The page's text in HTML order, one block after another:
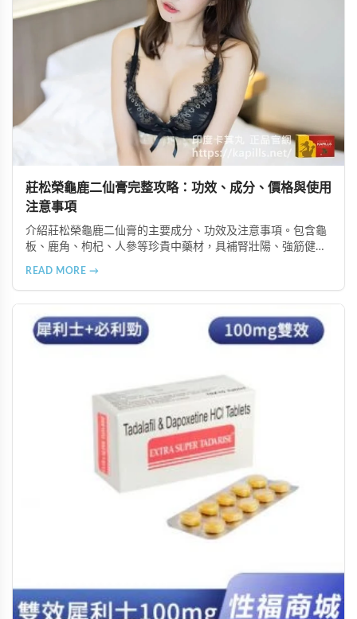
莊松榮龜鹿二仙膏完整攻略：功效、成分、價格與使用
注意事項
介紹莊松榮龜鹿二仙膏的主要成分、功效及注意事項。包含龜
板、鹿角、枸杞、人參等珍貴中藥材，具補腎壯陽、強筋健
READ MORE →